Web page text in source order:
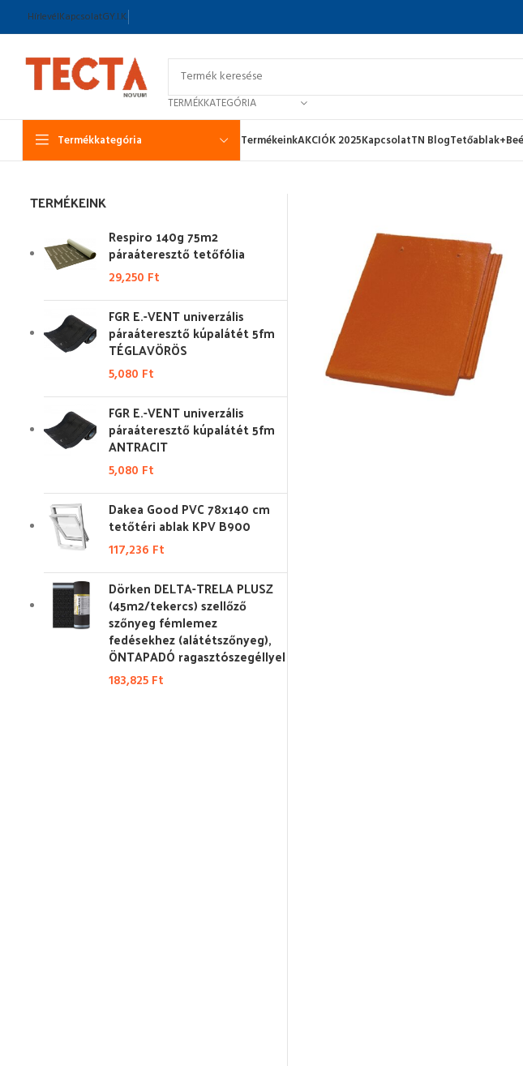
HírlevélKapcsolatGY.I.K.
TERMÉKKATEGÓRIA
Termékkategória TermékeinkAKCIÓK 2025KapcsolatTN Blog
TERMÉKEINK
Respiro 140g 75m2
páraáteresztő tetőfólia
29,250 Ft
FGR E.-VENT univerzális
páraáteresztő kúpalátét 5fm
TÉGLAVÖRÖS
5,080 Ft
FGR E.-VENT univerzális
páraáteresztő kúpalátét 5fm
ANTRACIT
5,080 Ft
Dakea Good PVC 78x140 cm
tetőtéri ablak KPV B900
117,236 Ft
Dörken DELTA-TRELA PLUSZ
(45m2/tekercs) szellőző
szőnyeg fémlemez
fedésekhez (alátétszőnyeg),
ÖNTAPADÓ ragasztószegéllyel
183,825 Ft